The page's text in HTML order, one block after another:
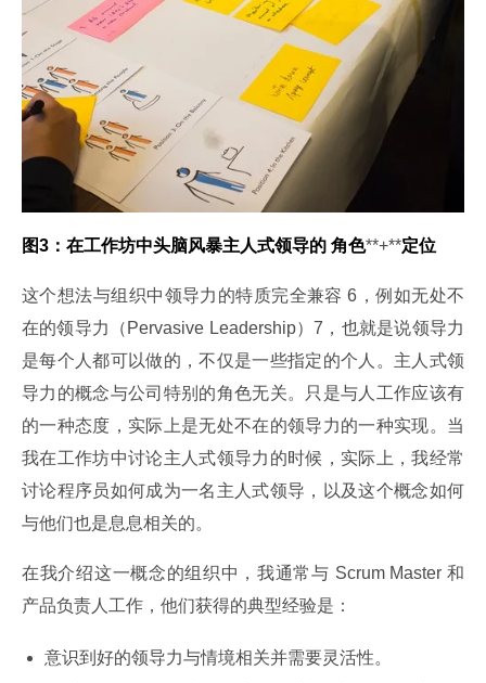
图3 ：在工作坊中头脑风暴主人式领导的 角色**+**定位
这个想法与组织中领导力的特质完全兼容 6，例如无处不
在的领导力（Pervasive Leadership）7，也就是说领导力
是每个人都可以做的，不仅是一些指定的个人。主人式领
导力的概念与公司特别的角色无关。只是与人工作应该有
的一种态度，实际上是无处不在的领导力的一种实现。当
我在工作坊中讨论主人式领导力的时候，实际上，我经常
讨论程序员如何成为一名主人式领导，以及这个概念如何
与他们也是息息相关的。
在我介绍这一概念的组织中，我通常与 Scrum Master 和
产品负责人工作，他们获得的典型经验是：
意识到好的领导力与情境相关并需要灵活性。